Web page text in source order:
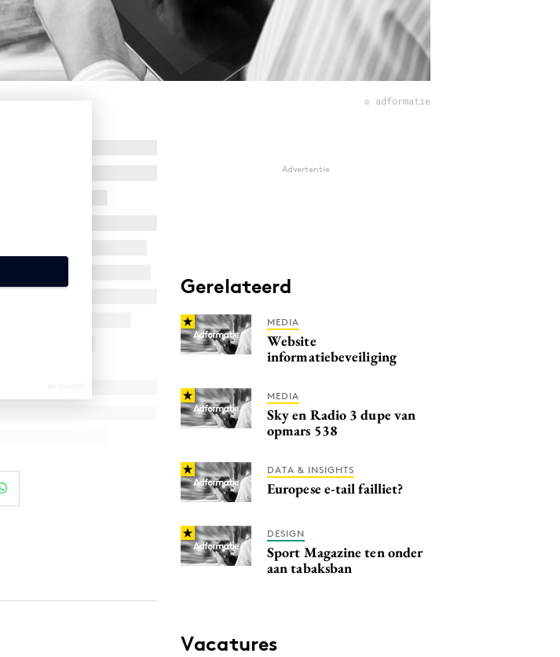
© adformatie
Advertentie
Gerelateerd
MEDIA
Website
informatiebeveiliging
MEDIA
Sky en Radio 3 dupe van
opmars 538
DATA & INSIGHTS
Europese e-tail failliet?
DESIGN
Sport Magazine ten onder
aan tabaksban
Vacatures